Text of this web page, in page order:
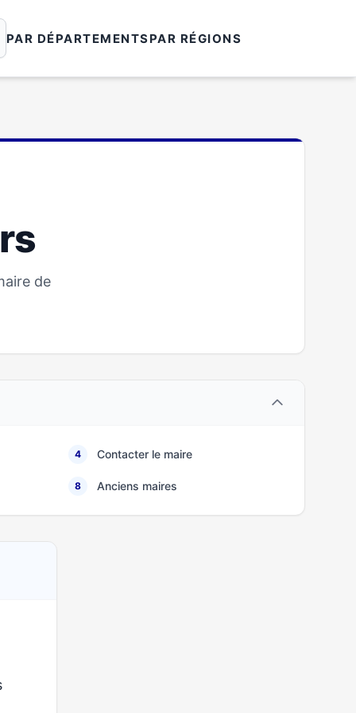
PAR DÉPARTEMENTSPAR RÉGIONS
de
4 Contacter le maire
8 Anciens maires